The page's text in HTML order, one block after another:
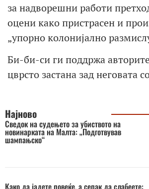
за надворешни работи
оцени како пристрасен и
„упорно колонијално
Би-би-си ги поддржа
цврсто застана зад неговата
Најново
Сведок на судењето за убиството на
новинарката на Малта: „Подготвував
шампањско“